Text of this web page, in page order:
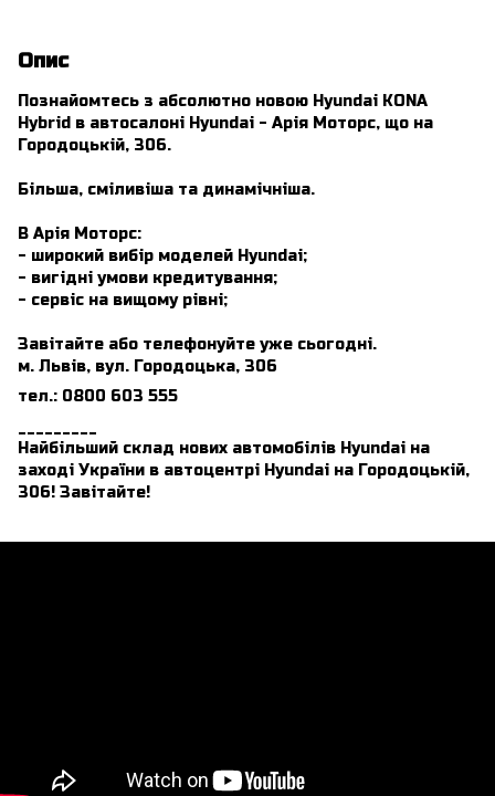
Опис
Познайомтесь з абсолютно новою Hyundai KONA
Hybrid в автосалоні Hyundai - Арія Моторс, що на
Городоцькій, 306.
Більша, сміливіша та динамічніша.
В Арія Моторс:
- широкий вибір моделей Hyundai;
- вигідні умови кредитування;
- сервіс на вищому рівні;
Завітайте або телефонуйте уже сьогодні.
м. Львів, вул. Городоцька, 306
тел.: 0800 603 555
Найбільший склад нових автомобілів Hyundai на
заході України в автоцентрі Hyundai на Городоцькій,
306! Завітайте!